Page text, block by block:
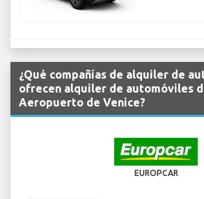
¿Qué compañías de alquiler de
ofrecen alquiler de automóviles
Aeropuerto de Venice?
EUROPCAR